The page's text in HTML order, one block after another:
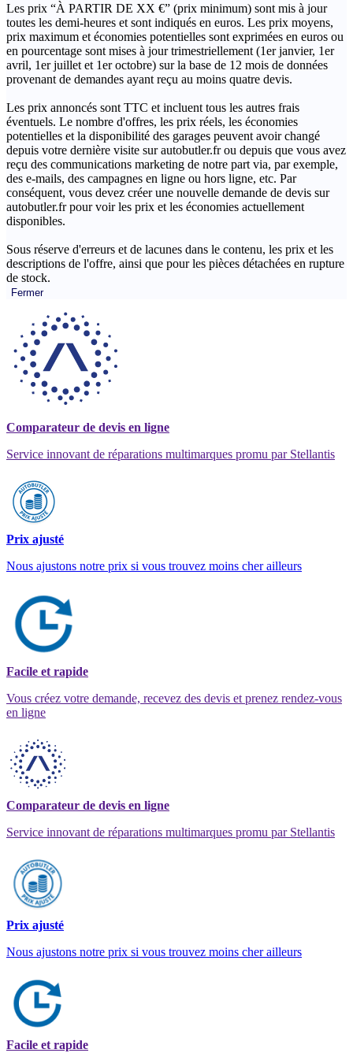
Les prix “À PARTIR DE XX €” (prix minimum) sont mis à jour
toutes les demi-heures et sont indiqués en euros. Les prix moyens,
prix maximum et économies potentielles sont exprimées en euros ou
en pourcentage sont mises à jour trimestriellement (1er janvier, 1er
avril, 1er juillet et 1er octobre) sur la base de 12 mois de données
provenant de demandes ayant reçu au moins quatre devis.
Les prix annoncés sont TTC et incluent tous les autres frais
éventuels. Le nombre d'offres, les prix réels, les économies
potentielles et la disponibilité des garages peuvent avoir changé
depuis votre dernière visite sur autobutler.fr ou depuis que vous avez
reçu des communications marketing de notre part via, par exemple,
des e-mails, des campagnes en ligne ou hors ligne, etc. Par
conséquent, vous devez créer une nouvelle demande de devis sur
autobutler.fr pour voir les prix et les économies actuellement
disponibles.
Sous réserve d'erreurs et de lacunes dans le contenu, les prix et les
descriptions de l'offre, ainsi que pour les pièces détachées en rupture
de stock.
Fermer
Comparateur de devis en ligne
Service innovant de réparations multimarques promu par Stellantis
Prix ajusté
Nous ajustons notre prix si vous trouvez moins cher ailleurs
Facile et rapide
Vous créez votre demande, recevez des devis et prenez rendez-vous
en ligne
Comparateur de devis en ligne
Service innovant de réparations multimarques promu par Stellantis
Prix ajusté
Nous ajustons notre prix si vous trouvez moins cher ailleurs
Facile et rapide